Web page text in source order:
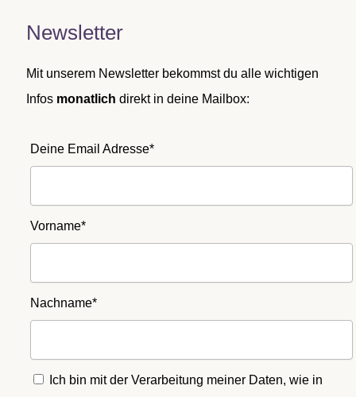
Newsletter
Mit unserem Newsletter bekommst du alle wichtigen
Infos monatlich direkt in deine Mailbox:
Deine Email Adresse*
Vorname*
Nachname*
Ich bin mit der Verarbeitung meiner Daten, wie in